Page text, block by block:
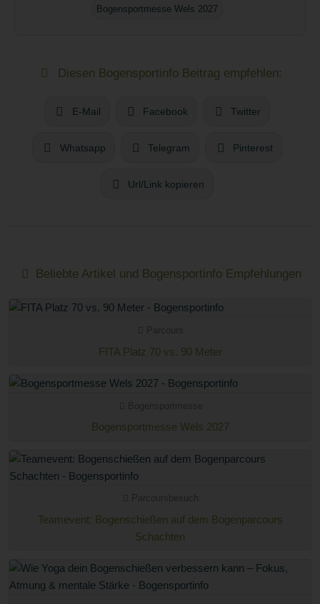
Bogensportmesse Wels 2027
Diesen Bogensportinfo Beitrag empfehlen:
E-Mail Facebook Twitter
Whatsapp Telegram Pinterest
Url/Link kopieren
Beliebte Artikel und Bogensportinfo Empfehlungen
FITA Platz 70 vs. 90 Meter
Bogensportmesse Wels 2027
Teamevent: Bogenschießen auf dem Bogenparcours
Schachten